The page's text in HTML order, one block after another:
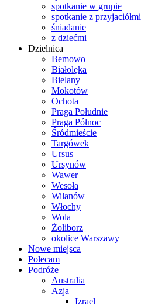
spotkanie w grupie
spotkanie z przyjaciółmi
śniadanie
z dziećmi
Dzielnica
Bemowo
Białolęka
Bielany
Mokotów
Ochota
Praga Południe
Praga Północ
Śródmieście
Targówek
Ursus
Ursynów
Wawer
Wesoła
Wilanów
Włochy
Wola
Żoliborz
okolice Warszawy
Nowe miejsca
Polecam
Podróże
Australia
Azja
Izrael